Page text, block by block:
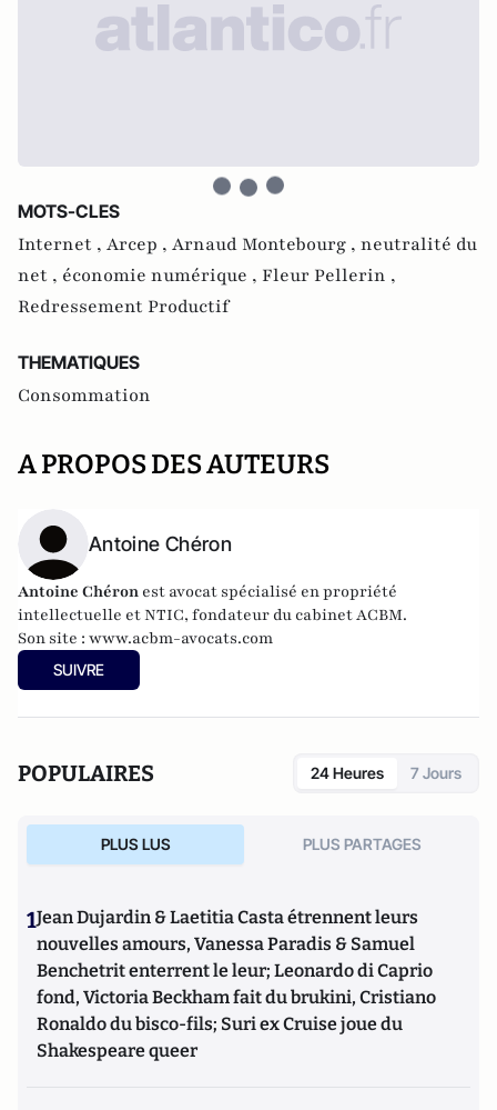
MOTS-CLES
Internet , Arcep , Arnaud Montebourg , neutralité du
net , économie numérique , Fleur Pellerin ,
Redressement Productif
THEMATIQUES
Consommation
A PROPOS DES AUTEURS
Antoine Chéron
Antoine Chéron est avocat spécialisé en propriété
intellectuelle et NTIC, fondateur du cabinet ACBM.
Son site : www.acbm-avocats.com
SUIVRE
POPULAIRES 24 Heures 7 Jours
PLUS LUS PLUS PARTAGES
1Jean Dujardin & Laetitia Casta étrennent leurs
nouvelles amours, Vanessa Paradis & Samuel
Benchetrit enterrent le leur; Leonardo di Caprio
fond, Victoria Beckham fait du brukini, Cristiano
Ronaldo du bisco-fils; Suri ex Cruise joue du
Shakespeare queer